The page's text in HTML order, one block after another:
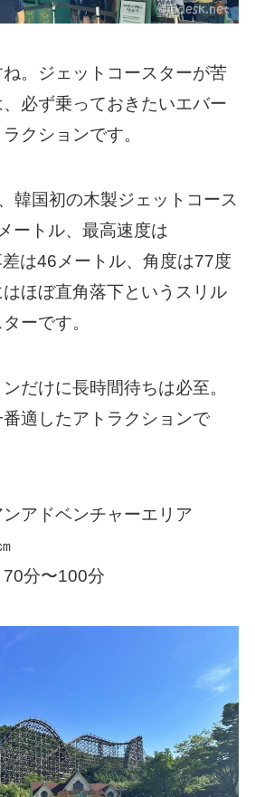
。ジェットコースターが苦
必ず乗っておきたいエバー
クションです。
韓国初の木製ジェットコース
ートル、最高速度は
は46メートル、角度は77度
ほぼ直角落下というスリル
ーです。
だけに長時間待ちは必至。
適したアトラクションで
アドベンチャーエリア
分〜100分